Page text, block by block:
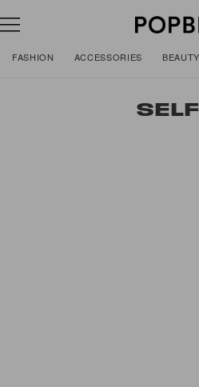
FASHION ACCESSORIES BEAUTY